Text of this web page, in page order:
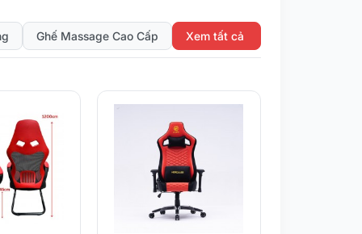
Ghế Massage Cao Cấp Xem tất cả